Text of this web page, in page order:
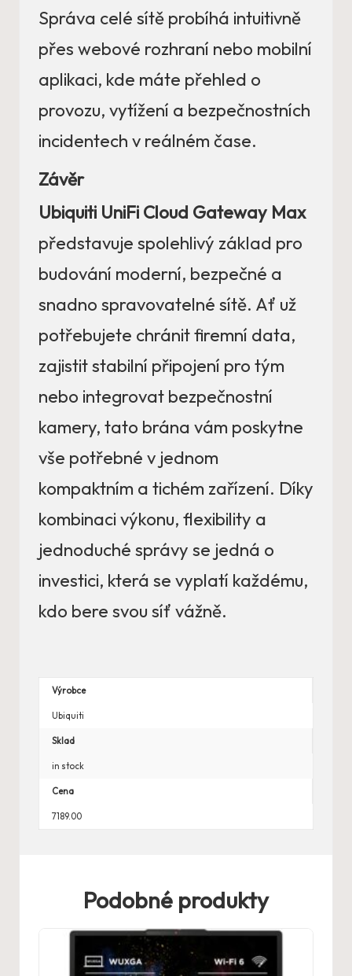
Správa celé sítě probíhá intuitivně
přes webové rozhraní nebo mobilní
aplikaci, kde máte přehled o
provozu, vytížení a bezpečnostních
incidentech v reálném čase.
Závěr
Ubiquiti UniFi Cloud Gateway Max
představuje spolehlivý základ pro
budování moderní, bezpečné a
snadno spravovatelné sítě. Ať už
potřebujete chránit firemní data,
zajistit stabilní připojení pro tým
nebo integrovat bezpečnostní
kamery, tato brána vám poskytne
vše potřebné v jednom
kompaktním a tichém zařízení. Díky
kombinaci výkonu, flexibility a
jednoduché správy se jedná o
investici, která se vyplatí každému,
kdo bere svou síť vážně.
Výrobce
Ubiquiti
Sklad
in stock
Cena
7189.00
Podobné produkty